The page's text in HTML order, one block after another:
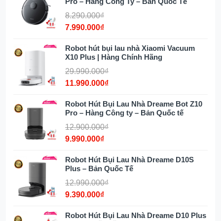
Ưu điểm nổi bật của robot Ecovacs
Deebot X2 Omni
Thiết kế hình vuông độc đáo và nhỏ gọn,
8.290.000₫
7.990.000₫
Robot hút bụi lau nhà Xiaomi Vacuum
X10 Plus | Hàng Chính Hãng
29.990.000₫
11.990.000₫
Robot Hút Bụi Lau Nhà Dreame Bot Z10
Pro – Hàng Công ty – Bản Quốc tế
12.900.000₫
9.990.000₫
Robot Hút Bụi Lau Nhà Dreame D10S
Plus – Bản Quốc Tế
12.990.000₫
9.390.000₫
Robot Hút Bụi Lau Nhà Dreame D10 Plus